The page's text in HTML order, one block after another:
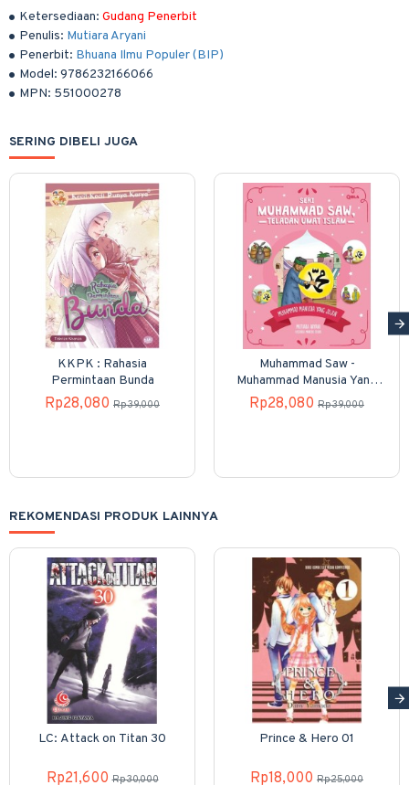
Ketersediaan: Gudang Penerbit
Penulis: Mutiara Aryani
Penerbit: Bhuana Ilmu Populer (BIP)
Model: 9786232166066
MPN: 551000278
SERING DIBELI JUGA
KKPK : Rahasia
Permintaan Bunda
Rp28,080 Rp39,000
Muhammad Saw -
Muhammad Manusia Yang
Jujur
Rp28,080 Rp39,000
REKOMENDASI PRODUK LAINNYA
LC: Attack on Titan 30
Rp21,600 Rp30,000
Prince & Hero 01
Rp18,000 Rp25,000